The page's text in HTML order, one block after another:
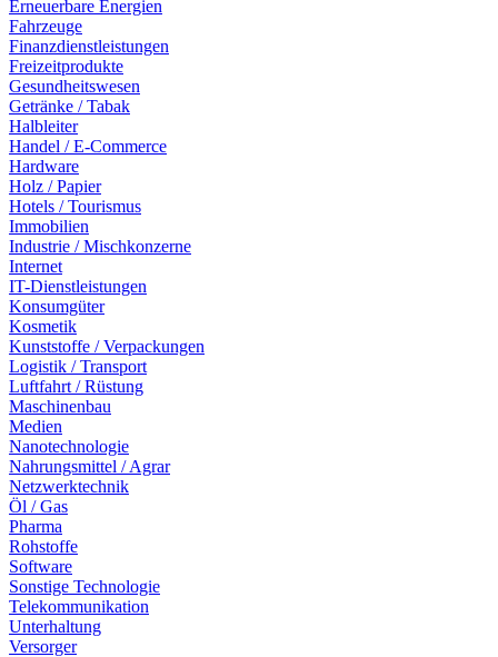
Erneuerbare Energien
Fahrzeuge
Finanzdienstleistungen
Freizeitprodukte
Gesundheitswesen
Getränke / Tabak
Halbleiter
Handel / E-Commerce
Hardware
Holz / Papier
Hotels / Tourismus
Immobilien
Industrie / Mischkonzerne
Internet
IT-Dienstleistungen
Konsumgüter
Kosmetik
Kunststoffe / Verpackungen
Logistik / Transport
Luftfahrt / Rüstung
Maschinenbau
Medien
Nanotechnologie
Nahrungsmittel / Agrar
Netzwerktechnik
Öl / Gas
Pharma
Rohstoffe
Software
Sonstige Technologie
Telekommunikation
Unterhaltung
Versorger